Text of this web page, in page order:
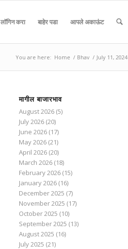
लॉगिन करा बाहेर पडा आपले अकाऊंट
You are here: Home / Bhav / July 11, 2024
मागील बाजारभाव
August 2026(5)
July 2026(20)
June 2026(17)
May 2026(21)
April 2026(20)
March 2026(18)
February 2026(15)
January 2026(16)
December 2025 (7)
November 2025 (17)
October 2025 (10)
September 2025 (13)
August 2025 (16)
July 2025 (21)